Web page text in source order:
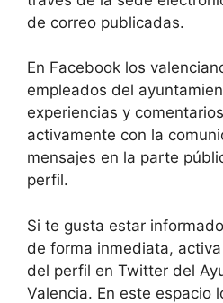
de correo publicadas.
En Facebook los
empleados del
experiencias y
activamente con la
mensajes en la parte
perfil.
Si te gusta estar
de forma inmediata,
del perfil en Twitter del
Valencia. En este espacio